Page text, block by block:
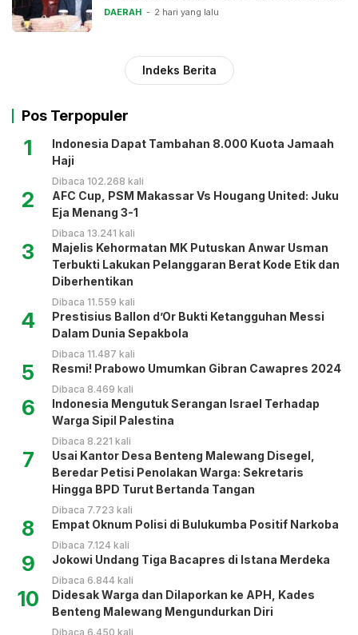
DAERAH 2 hari yang lalu
Indeks Berita
Pos Terpopuler
1
Indonesia Dapat Tambahan 8.000 Kuota Jamaah
Haji
Dibaca 102.268 kali
2
AFC Cup, PSM Makassar Vs Hougang United: Juku
Eja Menang 3-1
Dibaca 13.241 kali
3
Majelis Kehormatan MK Putuskan Anwar Usman
Terbukti Lakukan Pelanggaran Berat Kode Etik dan
Diberhentikan
Dibaca 11.559 kali
4
Prestisius Ballon d’Or Bukti Ketangguhan Messi
Dalam Dunia Sepakbola
Dibaca 11.487 kali
5 Resmi! Prabowo Umumkan Gibran Cawapres 2024
Dibaca 8.469 kali
6
Indonesia Mengutuk Serangan Israel Terhadap
Warga Sipil Palestina
Dibaca 8.221 kali
7
Usai Kantor Desa Benteng Malewang Disegel,
Beredar Petisi Penolakan Warga: Sekretaris
Hingga BPD Turut Bertanda Tangan
Dibaca 7.723 kali
8 Empat Oknum Polisi di Bulukumba Positif Narkoba
Dibaca 7.124 kali
9 Jokowi Undang Tiga Bacapres di Istana Merdeka
Dibaca 6.844 kali
10
Didesak Warga dan Dilaporkan ke APH, Kades
Benteng Malewang Mengundurkan Diri
Dibaca 6.450 kali